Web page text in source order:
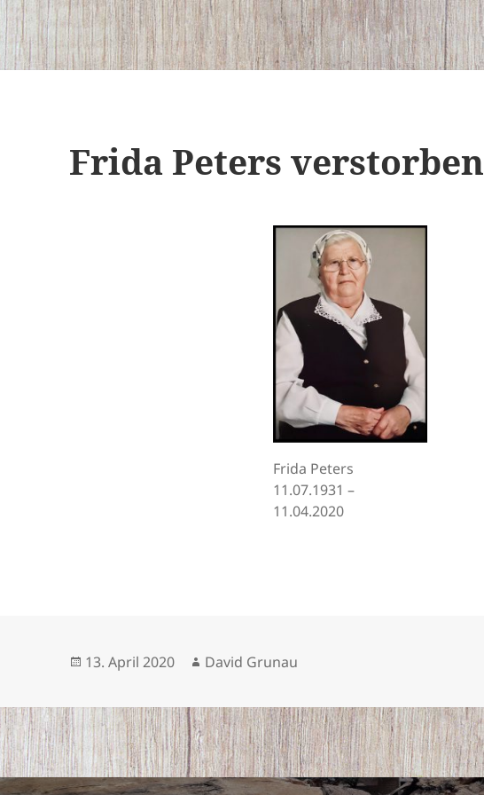
Frida Peters verstorben
Frida Peters
11.07.1931 –
11.04.2020
Veröffentlicht
13. April 2020 Autor
David Grunau
Beitragsnavigation